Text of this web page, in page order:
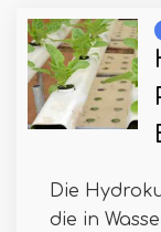
Die
die in